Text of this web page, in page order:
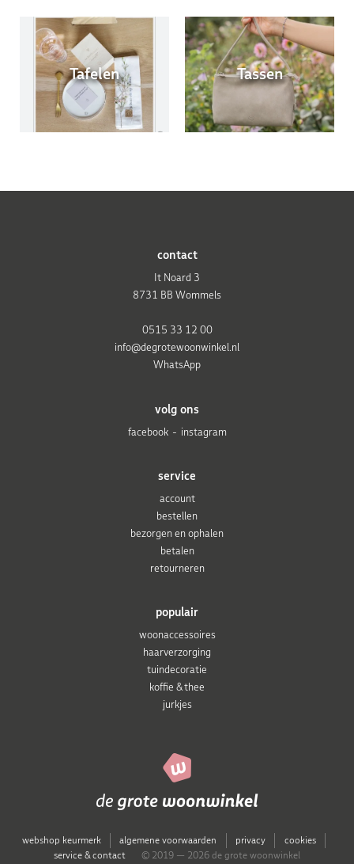
Tafelen Tassen
populair
woonaccessoires
haarverzorging
tuindecoratie
koffie & thee
jurkjes
service
account
bestellen
bezorgen en ophalen
betalen
retourneren
volg ons
facebook
instagram
contact
It Noard 3
8731 BB Wommels
0515 33 12 00
info@degrotewoonwinkel.nl
WhatsApp
webshop keurmerk algemene voorwaarden privacy
cookies
service & contact
© 2019 — 2026 de grote woonwinkel